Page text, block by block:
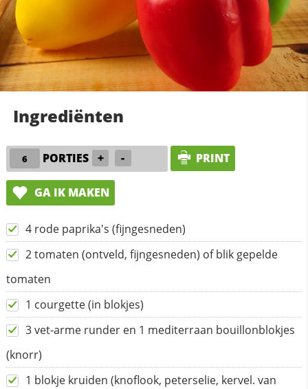
Ingrediënten
PORTIES + - PRINT
GA IK MAKEN
4 rode paprika's (fijngesneden)
2 tomaten (ontveld, fijngesneden) of blik gepelde
tomaten
1 courgette (in blokjes)
3 vet-arme runder en 1 mediterraan bouillonblokjes
(knorr)
1 blokje kruiden (knoflook, peterselie, kervel. van